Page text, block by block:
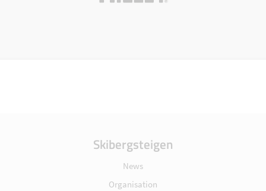
Skibergsteigen
News
Organisation